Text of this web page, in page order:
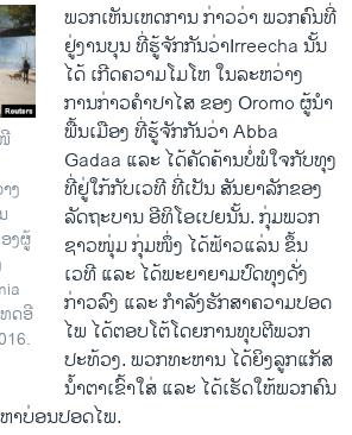
ງ
ງຜູ້
ດອີ
ພວກເຫັນເຫດການ ກ່າວວ່າ ພວກຄົນທີ່
ຢູ່ງານບຸນ ທີ່ຮູ້ຈັກກັນວ່າIrreecha ນັ້ນ
ໄດ້ ເກີດຄວາມໂມໂຫ ໃນລະຫວ່າງ
ການກ່າວຄຳປາໄສ ຂອງ Oromo ຜູ້ນຳ
ພື້ນເມືອງ ທີ່ຮູ້ຈັກກັນວ່າ Abba
Gadaa ແລະ ໄດ້ຄັດຄ້ານບໍ່ພໍໃຈກັບທຸງ
ທີ່ຢູ່ໃກ້ກັບເວທີ ທີ່ເປັນ ສັນຍາລັກຂອງ
ລັດຖະບານ ອີທິໂອເປຍນັ້ນ. ກຸ່ມພວກ
ຊາວໜຸ່ມ ກຸ່ມໜຶ່ງ ໄດ້ຟ້າວແລ່ນ ຂຶ້ນ
ເວທີ ແລະ ໄດ້ພະຍາຍາມປົດທຸງດັ່ງ
ກ່າວລົງ ແລະ ກຳລັງຮັກສາຄວາມປອດ
ໄພ ໄດ້ຕອບໂຕ້ໂດຍການທຸບຕີພວກ
ປະທ້ວງ. ພວກທະຫານ ໄດ້ຍິງລູກແກັສ
ນ້ຳຕາເຂົ້າໃສ່ ແລະ ໄດ້ເຮັດໃຫ້ພວກຄົນ
າບ່ອນປອດໄພ.